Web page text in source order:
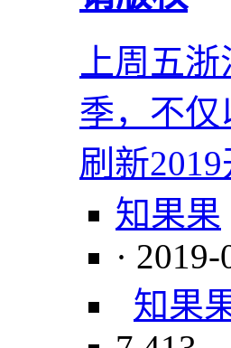
上周五
季，不仅
刷新
知果果
·
知果